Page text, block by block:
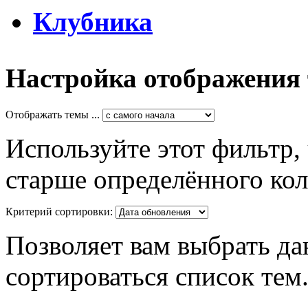
Клубника
Настройка отображения
Отображать темы ...
Используйте этот
старше определённого
Критерий сортировки:
Позволяет вам выбрать
сортироваться список тем.